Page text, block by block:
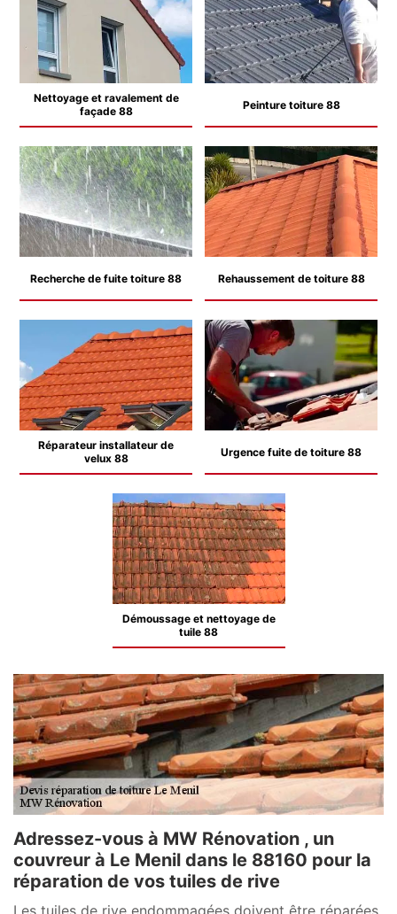
Nettoyage et ravalement de
façade 88
Peinture toiture 88
Recherche de fuite toiture 88 Rehaussement de toiture 88
Réparateur installateur de
velux 88
Urgence fuite de toiture 88
Démoussage et nettoyage de
tuile 88
Adressez-vous à MW Rénovation , un
couvreur à Le Menil dans le 88160 pour la
réparation de vos tuiles de rive
Les tuiles de rive endommagées doivent être réparées